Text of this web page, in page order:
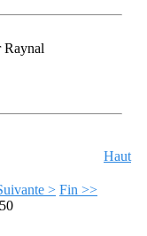
Raynal
Haut
> Fin >>